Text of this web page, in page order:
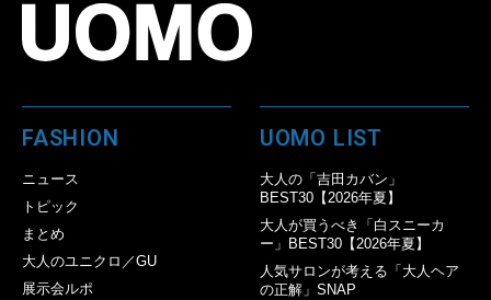
FASHION
ニュース
トピック
まとめ
大人のユニクロ／GU
展示会ルポ
UOMO LIST
大人の「吉田カバン」
BEST30【2026年夏】
大人が買うべき「白スニーカ
ー」BEST30【2026年夏】
人気サロンが考える「大人ヘア
の正解」SNAP